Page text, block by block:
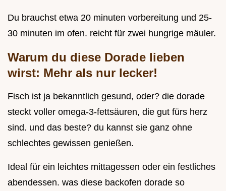
Du brauchst etwa 20 minuten vorbereitung und 25-
30 minuten im ofen. reicht für zwei hungrige mäuler.
Warum du diese Dorade lieben
wirst: Mehr als nur lecker!
Fisch ist ja bekanntlich gesund, oder? die dorade
steckt voller omega-3-fettsäuren, die gut fürs herz
sind. und das beste? du kannst sie ganz ohne
schlechtes gewissen genießen.
Ideal für ein leichtes mittagessen oder ein festliches
abendessen. was diese backofen dorade so